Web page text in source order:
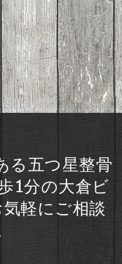
る五つ星整骨
1分の大倉ビ
軽にご相談